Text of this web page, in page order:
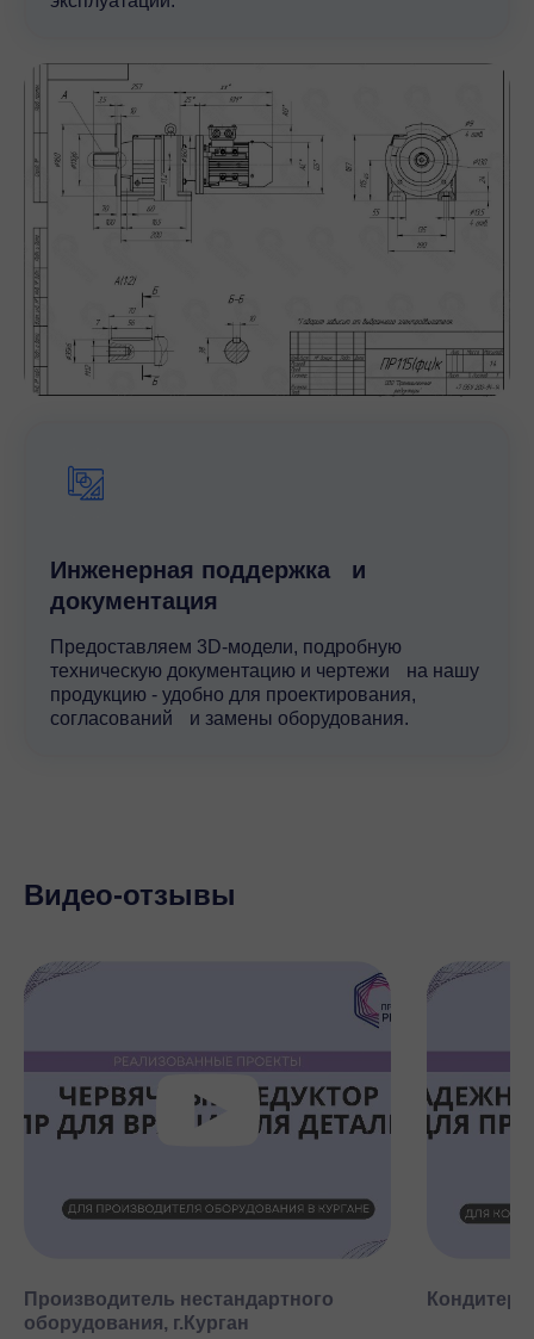
Инженерная поддержка и
документация
Предоставляем 3D-модели, подробную
техническую документацию и чертежи на нашу
продукцию - удобно для проектирования,
согласований и замены оборудования.
Видео-отзывы
Производитель нестандартного
оборудования, г.Курган